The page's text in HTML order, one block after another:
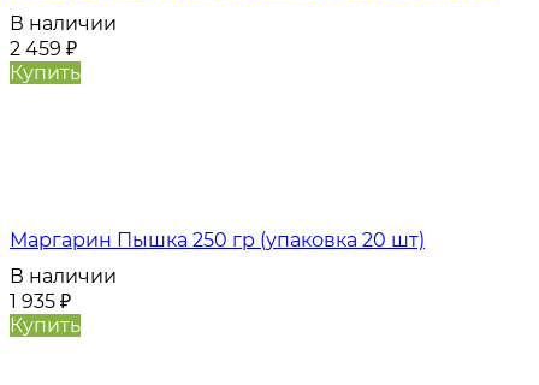
В наличии
2 459 ₽
Купить
Маргарин Пышка 250 гр (упаковка 20 шт)
В наличии
1 935 ₽
Купить